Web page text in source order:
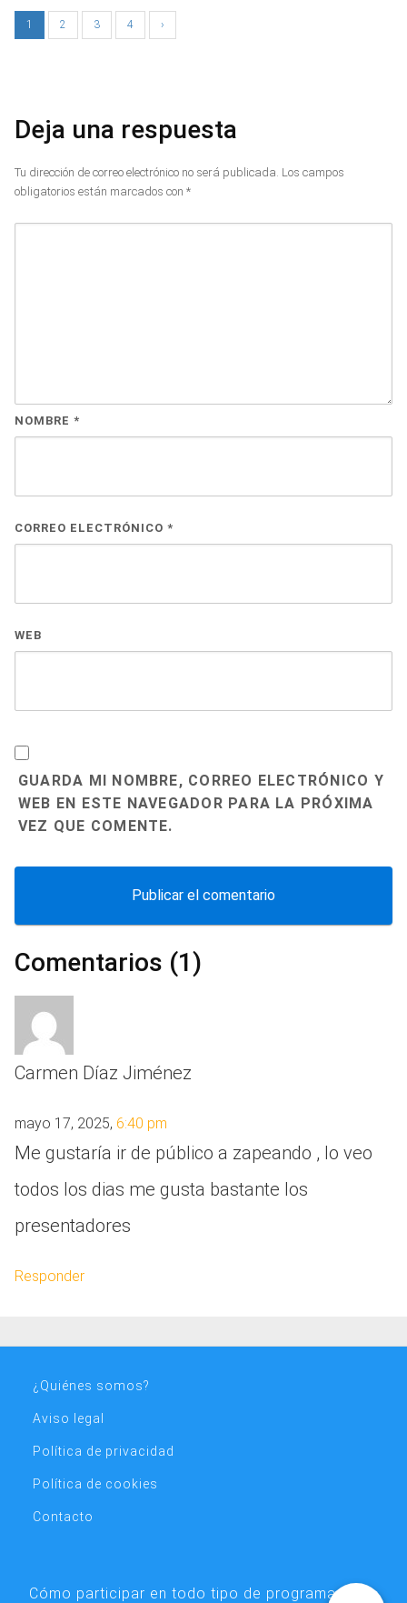
1 2 3 4 ›
Deja una respuesta
Tu dirección de correo electrónico no será publicada. Los campos
obligatorios están marcados con *
NOMBRE *
CORREO ELECTRÓNICO *
WEB
GUARDA MI NOMBRE, CORREO ELECTRÓNICO Y
WEB EN ESTE NAVEGADOR PARA LA PRÓXIMA
VEZ QUE COMENTE.
Comentarios (1)
Carmen Díaz Jiménez
mayo 17, 2025, 6:40 pm
Me gustaría ir de público a zapeando , lo veo
todos los dias me gusta bastante los
presentadores
Responder
¿Quiénes somos?
Aviso legal
Política de privacidad
Política de cookies
Contacto
Cómo participar en todo tipo de programas,